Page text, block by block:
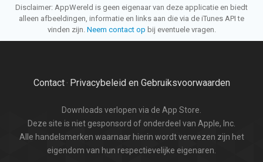
Disclaimer: AppWereld is geen eigenaar van deze applicatie en biedt
alleen afbeeldingen, informatie en links aan die via de iTunes API te
vinden zijn. Neem contact op bij eventuele vragen.
Contact· Privacybeleid en Gebruiksvoorwaarden
Downloads verlopen via de App Store.
Deze site is niet gesponsord of onderdeel van Apple, Inc.
Alle handelsmerken waarnaar hierin wordt verwezen zijn het
eigendom van hun respectievelijke eigenaren.